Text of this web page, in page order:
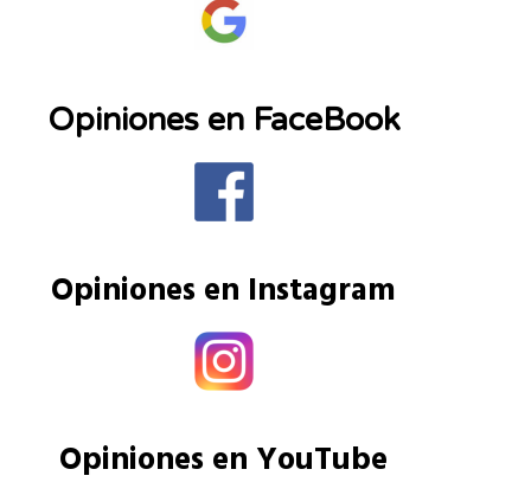
Opiniones en FaceBook
Opiniones en Instagram
Opiniones en YouTube